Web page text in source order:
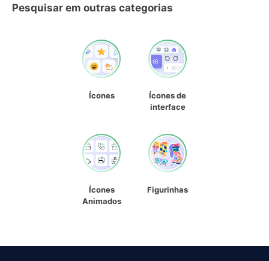
Pesquisar em outras categorias
Ícones
Ícones de
interface
Ícones
Animados
Figurinhas